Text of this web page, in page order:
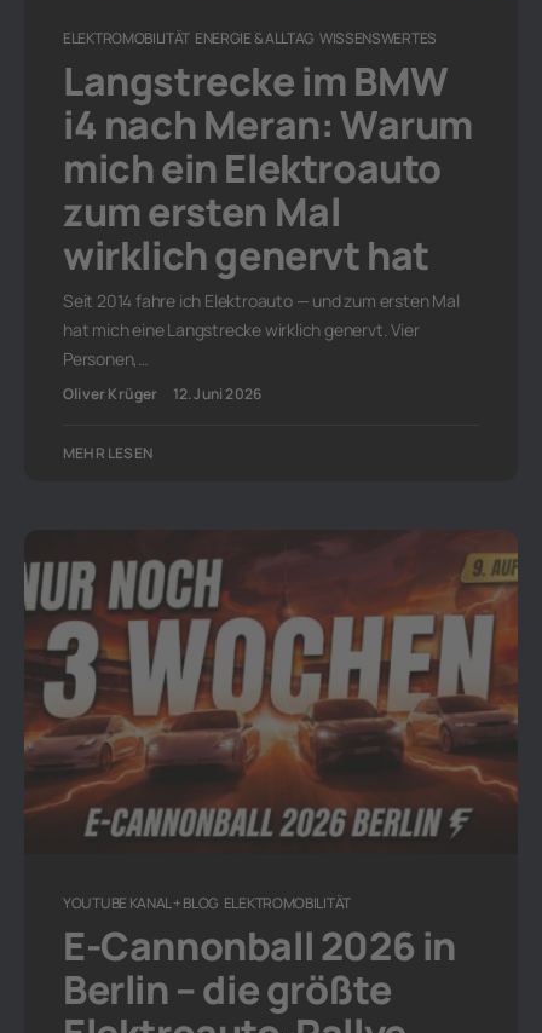
ELEKTROMOBILITÄT ENERGIE & ALLTAG WISSENSWERTES
Langstrecke im BMW
i4 nach Meran: Warum
mich ein Elektroauto
zum ersten Mal
wirklich genervt hat
Seit 2014 fahre ich Elektroauto — und zum ersten Mal
hat mich eine Langstrecke wirklich genervt. Vier
Personen,…
Oliver Krüger 12. Juni 2026
MEHR LESEN
YOUTUBE KANAL + BLOG ELEKTROMOBILITÄT
E-Cannonball 2026 in
Berlin – die größte